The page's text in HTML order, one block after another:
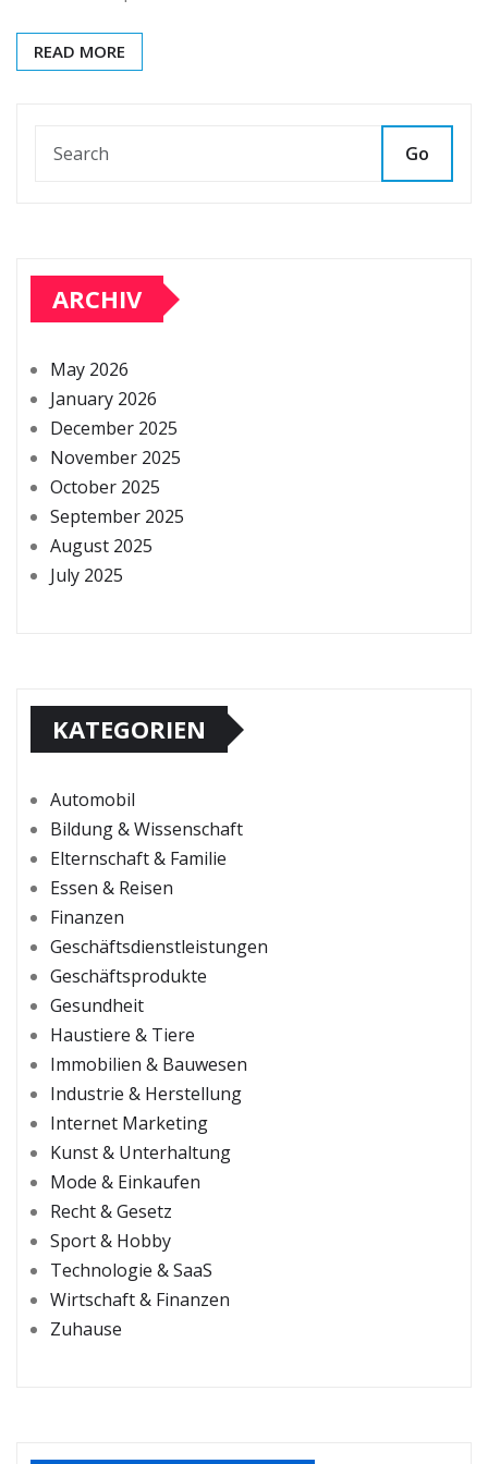
READ MORE
Go
ARCHIV
May 2026
January 2026
December 2025
November 2025
October 2025
September 2025
August 2025
July 2025
KATEGORIEN
Automobil
Bildung & Wissenschaft
Elternschaft & Familie
Essen & Reisen
Finanzen
Geschäftsdienstleistungen
Geschäftsprodukte
Gesundheit
Haustiere & Tiere
Immobilien & Bauwesen
Industrie & Herstellung
Internet Marketing
Kunst & Unterhaltung
Mode & Einkaufen
Recht & Gesetz
Sport & Hobby
Technologie & SaaS
Wirtschaft & Finanzen
Zuhause